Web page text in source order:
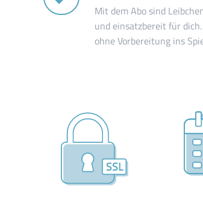
Mit dem Abo sind
und einsatzbereit für
ohne Vorbereitung ins